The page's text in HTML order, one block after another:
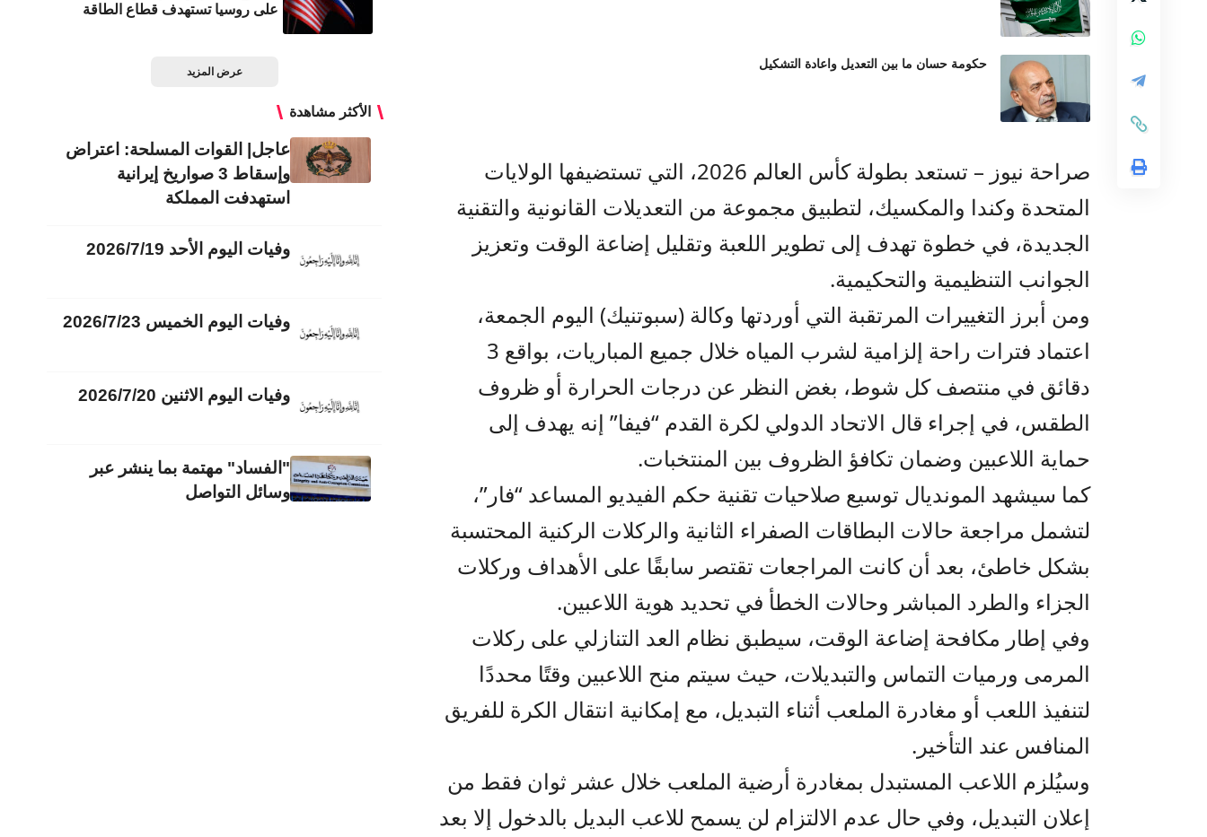
حكومة حسان ما بين التعديل واعادة التشكيل
صراحة نيوز – تستعد بطولة كأس العالم 2026، التي تستضيفها الولايات
المتحدة وكندا والمكسيك، لتطبيق مجموعة من التعديلات القانونية والتقنية
الجديدة، في خطوة تهدف إلى تطوير اللعبة وتقليل إضاعة الوقت وتعزيز
الجوانب التنظيمية والتحكيمية.
ومن أبرز التغييرات المرتقبة التي أوردتها وكالة (سبوتنيك) اليوم الجمعة،
اعتماد فترات راحة إلزامية لشرب المياه خلال جميع المباريات، بواقع 3
دقائق في منتصف كل شوط، بغض النظر عن درجات الحرارة أو ظروف
الطقس، في إجراء قال الاتحاد الدولي لكرة القدم “فيفا” إنه يهدف إلى
حماية اللاعبين وضمان تكافؤ الظروف بين المنتخبات.
كما سيشهد المونديال توسيع صلاحيات تقنية حكم الفيديو المساعد “فار”،
لتشمل مراجعة حالات البطاقات الصفراء الثانية والركلات الركنية المحتسبة
بشكل خاطئ، بعد أن كانت المراجعات تقتصر سابقًا على الأهداف وركلات
الجزاء والطرد المباشر وحالات الخطأ في تحديد هوية اللاعبين.
وفي إطار مكافحة إضاعة الوقت، سيطبق نظام العد التنازلي على ركلات
المرمى ورميات التماس والتبديلات، حيث سيتم منح اللاعبين وقتًا محددًا
لتنفيذ اللعب أو مغادرة الملعب أثناء التبديل، مع إمكانية انتقال الكرة للفريق
المنافس عند التأخير.
وسيُلزم اللاعب المستبدل بمغادرة أرضية الملعب خلال عشر ثوان فقط من
إعلان التبديل، وفي حال عدم الالتزام لن يسمح للاعب البديل بالدخول إلا بعد
على روسيا تستهدف قطاع الطاقة
عرض المزيد
الأكثر مشاهدة
عاجل| القوات المسلحة: اعتراض
وإسقاط 3 صواريخ إيرانية
استهدفت المملكة
وفيات اليوم الأحد 2026/7/19
وفيات اليوم الخميس 2026/7/23
وفيات اليوم الاثنين 2026/7/20
"الفساد" مهتمة بما ينشر عبر
وسائل التواصل